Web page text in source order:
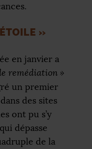
»
en janvier a
remédiation »
un premier
des sites
ont pu s’y
dépasse
de la